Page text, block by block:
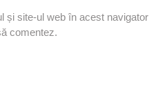
și site-ul web în acest navigator
comentez.